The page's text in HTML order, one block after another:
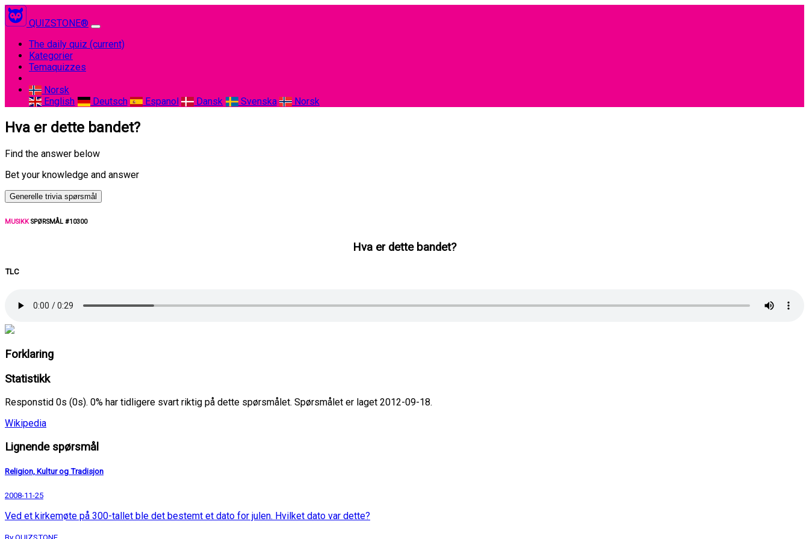
QUIZSTONE®
The daily quiz (current)
Kategorier
Temaquizzes
Norsk
English
Deutsch Espanol Dansk Svenska Norsk
Hva er dette bandet?
Find the answer below
Bet your knowledge and answer
Generelle trivia spørsmål
MUSIKKSPØRSMÅL #10300
Hva er dette bandet?
TLC
Forklaring
Statistikk
Responstid 0s (0s). 0% har tidligere svart riktig på dette spørsmålet. Spørsmålet er laget 2012-09-18.
Wikipedia
Lignende spørsmål
Religion, Kultur og Tradisjon
2008-11-25
Ved et kirkemøte på 300-tallet ble det bestemt et dato for julen. Hvilket dato var dette?